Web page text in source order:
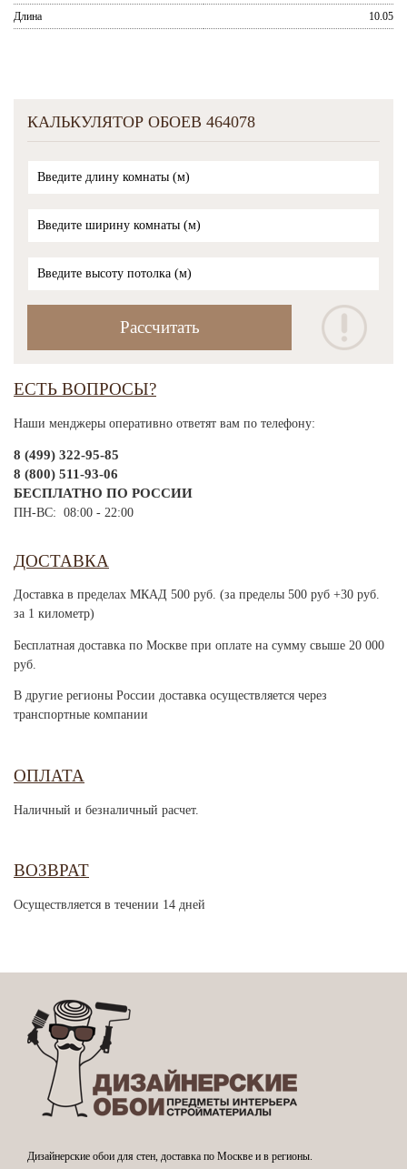
Длина
10.05
КАЛЬКУЛЯТОР ОБОЕВ 464078
ЕСТЬ ВОПРОСЫ?
Наши менджеры оперативно ответят вам по телефону:
8 (499) 322-95-85
8 (800) 511-93-06
БЕСПЛАТНО ПО РОССИИ
ПН-ВС: 08:00 - 22:00
ДОСТАВКА
Доставка в пределах МКАД 500 руб. (за пределы 500 руб +30 руб.
за 1 километр)
Бесплатная доставка по Москве при оплате на сумму свыше 20 000
руб.
В другие регионы России доставка осуществляется через
транспортные компании
ОПЛАТА
Наличный и безналичный расчет.
ВОЗВРАТ
Осуществляется в течении 14 дней
Дизайнерские обои для стен, доставка по Москве и в регионы.